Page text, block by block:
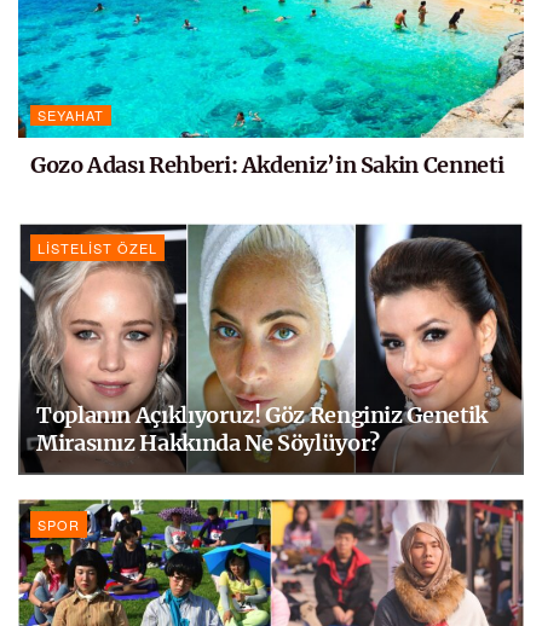
SEYAHAT
Gozo Adası Rehberi: Akdeniz’in Sakin Cenneti
LISTELIST ÖZEL
Toplanın Açıklıyoruz! Göz Renginiz Genetik
Mirasınız Hakkında Ne Söylüyor?
SPOR